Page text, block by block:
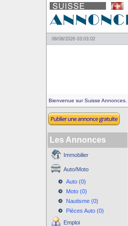
08/08/2026 03:03:02
Bienvenue sur Suisse Annonces.
Les Annonces
Immobilier
Auto/Moto
Auto (0)
Moto (0)
Nautisme (0)
Pièces Auto (0)
Emploi